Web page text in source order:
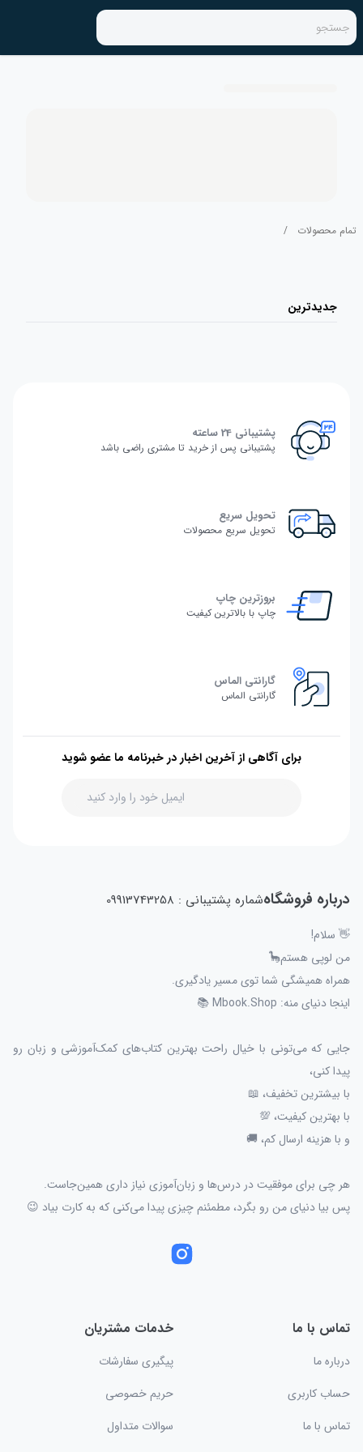
جستجو
تمام محصولات /
جدیدترین
پشتیبانی 24 ساعته
پشتیبانی پس از خرید تا مشتری راضی باشد
تحویل سریع
تحویل سریع محصولات
بروزترین چاپ
چاپ با بالاترین کیفیت
گارانتی الماس
گارانتی الماس
برای آگاهی از آخرین اخبار در خبرنامه ما عضو شوید
درباره فروشگاهشماره پشتیبانی : 09913743258
👋 سلام!
من لوپی هستم🦕
همراه همیشگی شما توی مسیر یادگیری.
اینجا دنیای منه: Mbook.Shop 📚
جایی که می‌تونی با خیال راحت بهترین کتاب‌های کمک‌آموزشی و زبان رو
پیدا کنی،
با بیشترین تخفیف، 📖
با بهترین کیفیت، 💯
و با هزینه ارسال کم، 🚚
هر چی برای موفقیت در درس‌ها و زبان‌آموزی نیاز داری همین‌جاست.
پس بیا دنیای من رو بگرد، مطمئنم چیزی پیدا می‌کنی که به کارت بیاد 😉
تماس با ما
درباره ما
حساب کاربری
تماس با ما
خدمات مشتریان
پیگیری سفارشات
حریم خصوصی
سوالات متداول